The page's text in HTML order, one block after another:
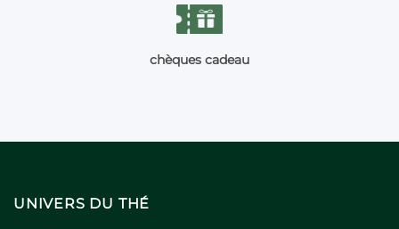
chèques cadeau
UNIVERS DU THÉ